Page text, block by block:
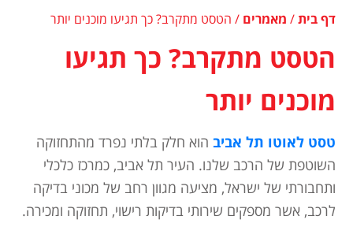
דף בית/ מאמרים / הטסט מתקרב? כך תגיעו מוכנים יותר
הטסט מתקרב? כך תגיעו
מוכנים יותר
טסט לאוטו תל אביב הוא חלק בלתי נפרד מהתחזוקה
השוטפת של הרכב שלנו. העיר תל אביב, כמרכז כלכלי
ותחבורתי של ישראל, מציעה מגוון רחב של מכוני בדיקה
לרכב, אשר מספקים שירותי בדיקות רישוי, תחזוקה ומכירה.